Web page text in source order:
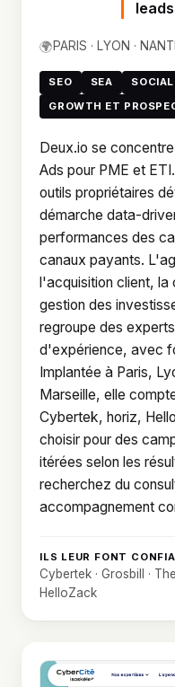
🌍PARIS · LYON ·
SEO SEA
GROWTH ET
Deux.io se
Ads pour PME et
outils propriétaires
démarche data-
performances des
canaux payants.
l'acquisition client, la
gestion des
regroupe des
d'expérience, avec
Implantée à Paris,
Marseille, elle
Cybertek, horiz,
choisir pour des
itérées selon les
recherchez du
accompagnement
ILS LEUR FONT
Cybertek · Grosbill ·
HelloZack